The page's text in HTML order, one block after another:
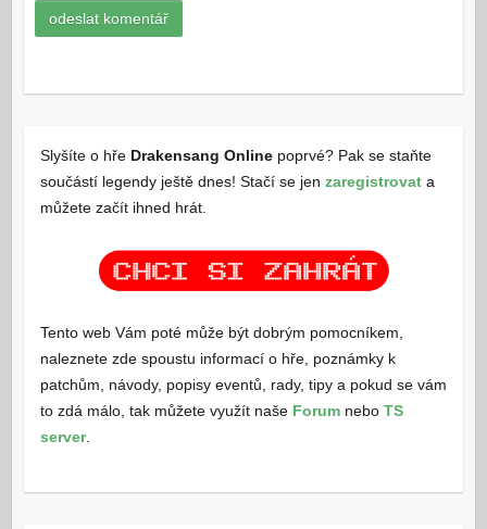
Slyšíte o hře Drakensang Onlinepoprvé? Pak se staňte
součástí legendy ještě dnes! Stačí se jen zaregistrovata
můžete začít ihned hrát.
Tento web Vám poté může být dobrým pomocníkem,
naleznete zde spoustu informací o hře, poznámky k
patchům, návody, popisy eventů, rady, tipy a pokud se vám
to zdá málo, tak můžete využít naše Forumnebo TS
server.